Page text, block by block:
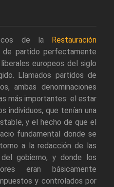
de la
Restauración
de partido perfectamente
europeos del siglo
Llamados partidos de
ambas denominaciones
más importantes: el estar
individuos, que tenían una
y el hecho de que el
fundamental donde se
a la redacción de las
gobierno, y donde los
eran básicamente
y controlados por